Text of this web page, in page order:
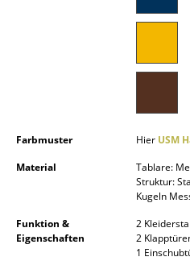
Stapelbetten
Kinderbetten
Nachttische &
... alle Betten
Farbmuster Hier USM
Material
Tablare:
Struktur:
Kugeln
Funktion &
Eigenschaften
2
2
1